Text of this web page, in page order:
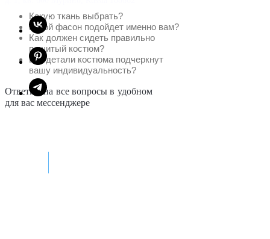
Какую ткань выбрать?
Какой фасон подойдет именно вам?
Как должен сидеть правильно
пошитый костюм?
Как детали костюма подчеркнут
вашу индивидуальность?
Ответим на все вопросы в удобном
для вас мессенджере